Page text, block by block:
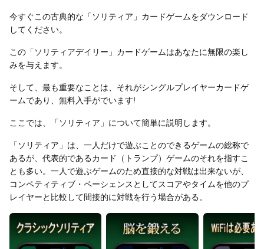
今すぐこの古典的な「ソリティア」カードゲームをダウンロード
してください。
この「ソリティアデイリー」カードゲームはあなたに無限の楽し
みを与えます。
そして、最も重要なことは、それがシングルプレイヤーカードゲ
ームであり、無料入手がでいます!
ここでは、「ソリティア」について簡単に説明します。
「ソリティア」は、一人だけで遊ぶことのできるゲームの総称で
あるが、代表的であるカード（トランプ）ゲームのそれを指すこ
とも多い。一人で遊ぶゲームのため直接的な対戦は出来ないが、
コンペティティブ・ペーシェンスとしてスコアやタイムを他のプ
レイヤーと比較して間接的に対戦を行う場合がある。